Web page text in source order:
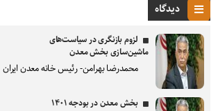
دیدگاه
لزوم بازنگری در سیاست‌های
ماشین‌سازی بخش معدن
محمدرضا بهرامن- رئیس خانه معدن ایران
بخش معدن در بودجه ۱۴۰۱